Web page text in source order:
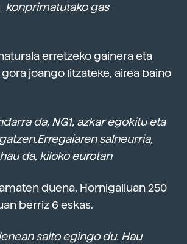
konprimatutako gas
erretzeko gainera eta
joango litzateke, airea baino
da, NG1, azkar egokitu eta
Erregaiaren salneurria,
da, kiloko eurotan
duena. Hornigailuan 250
berriz 6 eskas.
salto egingo du. Hau